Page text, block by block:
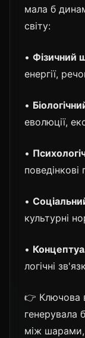
мала б
світу:
• Фізичний
енергії,
•
еволюції,
•
поведінкові
•
культурні
•
логічні
👉 Ключова
генерувала
між шарами,